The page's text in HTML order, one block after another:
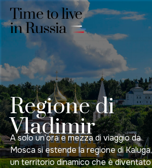
Regione di
Vladimir
A solo un’ora e mezza di viaggio da
Mosca si estende la regione di Kaluga,
un territorio dinamico che è diventato